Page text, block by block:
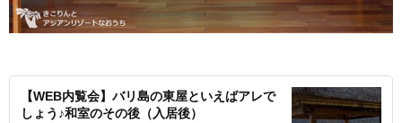
【WEB内覧会】バリ島の東屋といえばアレで
しょう♪和室のその後（入居後）